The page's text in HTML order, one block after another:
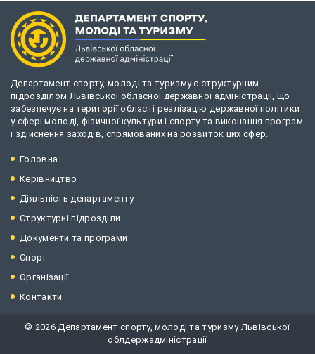
Департамент спорту, молоді та туризму є структурним
підрозділом Львівської обласної державної адміністрації, що
забезпечує на території області реалізацію державної політики
у сфері молоді, фізичної культури і спорту та виконання програм
і здійснення заходів, спрямованих на розвиток цих сфер.
Головна
Керівництво
Діяльність департаменту
Структурні підрозділи
Документи та програми
Спорт
Організації
Контакти
© 2026 Департамент спорту, молоді та туризму Львівської
облдержадміністрації